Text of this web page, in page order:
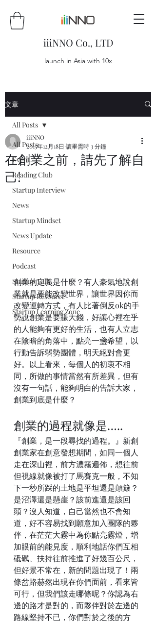
iiiNNO Co., LTD
launch in Asia with 10x
文章
All Posts
Event
Reading Club
Startup Interview
News
Startup Mindset
News Update
Resource
Podcast
Startup Talk
Startup Resource
Startup Learning Zone
All Posts
在創業之前，請先了解自
己!
iiiNNO
2015年12月18日 讀畢需時 3 分鐘
創業的定義是什麼？有人豪氣地說創
業就是要能改變世界，讓世界因你而
改變運轉方式，有人比著倒反ok的手
勢說創業是要賺大錢，好讓心裡在乎
的人能夠有更好的生活，也有人立志
在陰暗的角落中，點亮一盞希望，以
行動告訴弱勢團體，明天絕對會更
好。以上看來，每個人的初衷不相
同，所做的事情當然有所差異，但有
沒有一句話，能夠明白的告訴大家，
創業到底是什麼？
創業的過程就像是…..
『創業，是一段尋找的過程。』新創
創業家在創意發想期間，如同一個人
走在深山裡，前方濃霧遍佈，想往前
但視線就像被打了馬賽克一般，不知
下一秒所踩的土地是平坦還是顛簸？
是沼澤還是懸崖？該前進還是該回
頭？沒人知道，自己當然也不會知
道，好不容易找到願意加入團隊的夥
伴，在茫茫大霧中為你點亮霧燈，增
加眼前的能見度，順利地話你們互相
砥礪、扶持往前推進了好幾百公尺，
但好景不常在，新的問題出現了！兩
條岔路赫然出現在你們面前，看來皆
可行，但我們該走哪條呢？你認為右
邊的路才是對的，而夥伴對於左邊的
路線堅持不已，你們對於之後的方